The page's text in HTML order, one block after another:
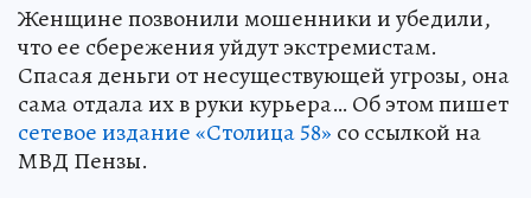
Женщине позвонили мошенники и убедили,
что ее сбережения уйдут экстремистам.
Спасая деньги от несуществующей угрозы, она
сама отдала их в руки курьера… Об этом пишет
сетевое издание «Столица 58» со ссылкой на
МВД Пензы.